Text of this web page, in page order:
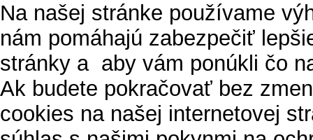
Na našej stránke používame
nám pomáhajú zabezpečiť
stránky a aby vám ponúkli čo
Ak budete pokračovať bez
cookies na našej internetovej